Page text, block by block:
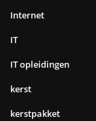
Internet
IT
IT opleidingen
kerst
kerstpakket